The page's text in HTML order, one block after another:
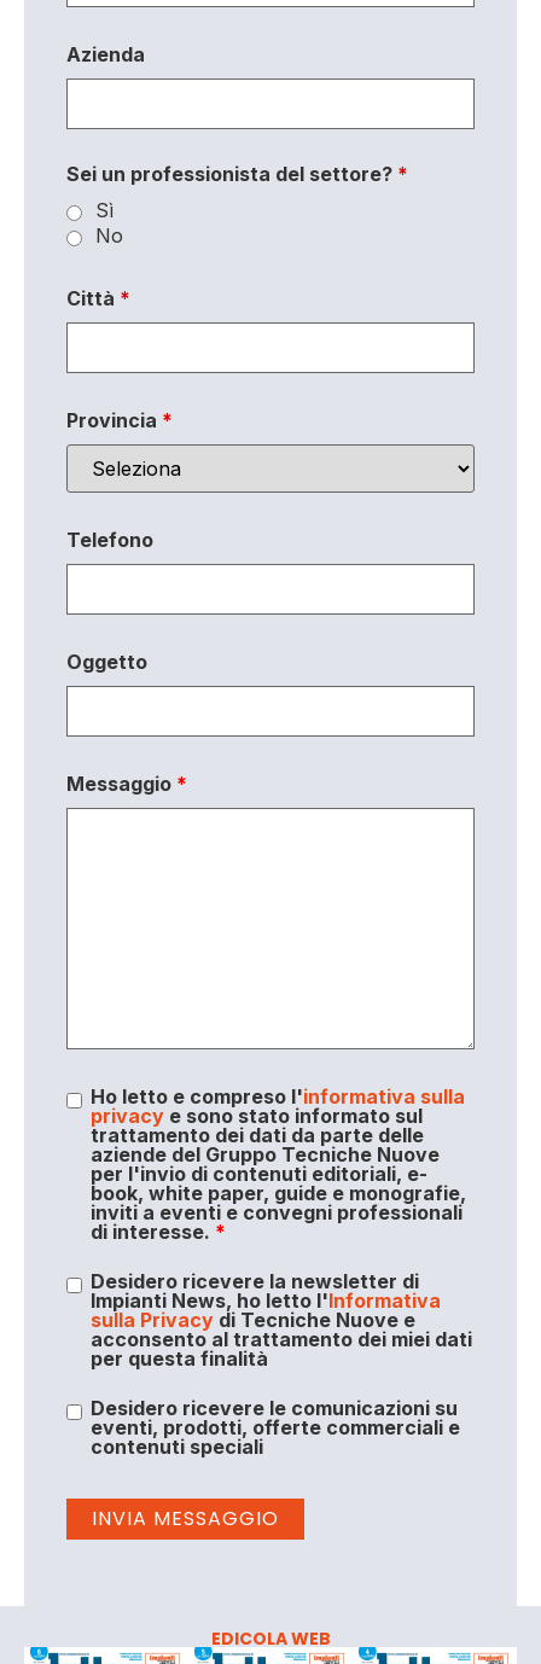
Azienda
Sei un professionista del settore? *
Sì
No
Città *
Provincia *
Telefono
Oggetto
Messaggio *
Ho letto e compreso l'informativa sulla
privacye sono stato informato sul
trattamento dei dati da parte delle
aziende del Gruppo Tecniche Nuove
per l'invio di contenuti editoriali, e-
book, white paper, guide e monografie,
inviti a eventi e convegni professionali
di interesse. *
Desidero ricevere la newsletter di
Impianti News, ho letto l'Informativa
sulla Privacydi Tecniche Nuove e
acconsento al trattamento dei miei dati
per questa finalità
Desidero ricevere le comunicazioni su
eventi, prodotti, offerte commerciali e
contenuti speciali
EDICOLA WEB